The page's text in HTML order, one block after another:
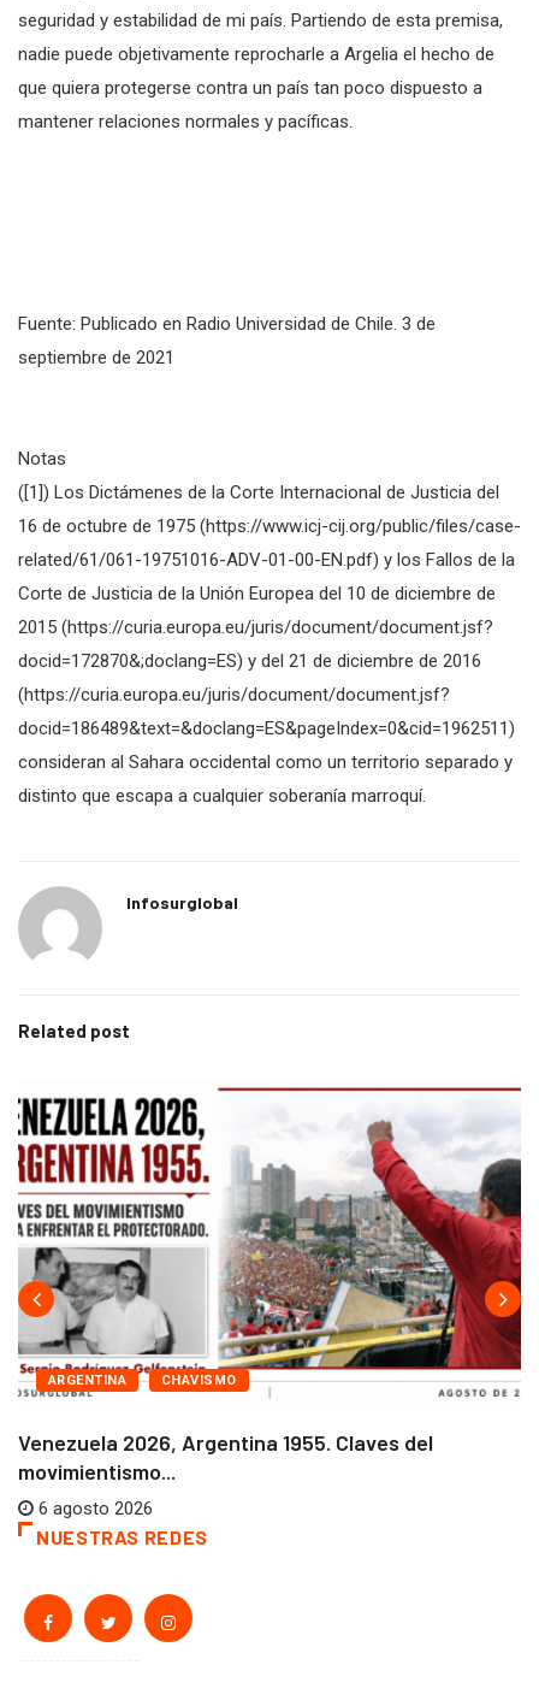
seguridad y estabilidad de mi país. Partiendo de esta premisa,
nadie puede objetivamente reprocharle a Argelia el hecho de
que quiera protegerse contra un país tan poco dispuesto a
mantener relaciones normales y pacíficas.
Fuente: Publicado en Radio Universidad de Chile. 3 de
septiembre de 2021
Notas
([1]) Los Dictámenes de la Corte Internacional de Justicia del
16 de octubre de 1975 (https://www.icj-cij.org/public/files/case-
related/61/061-19751016-ADV-01-00-EN.pdf) y los Fallos de la
Corte de Justicia de la Unión Europea del 10 de diciembre de
2015 (https://curia.europa.eu/juris/document/document.jsf?
docid=172870&;doclang=ES) y del 21 de diciembre de 2016
(https://curia.europa.eu/juris/document/document.jsf?
docid=186489&text=&doclang=ES&pageIndex=0&cid=1962511)
consideran al Sahara occidental como un territorio separado y
distinto que escapa a cualquier soberanía marroquí.
Infosurglobal
Related post
ARGENTINA CHAVISMO
Venezuela 2026, Argentina 1955. Claves del
movimientismo...
6 agosto 2026
NUESTRAS REDES